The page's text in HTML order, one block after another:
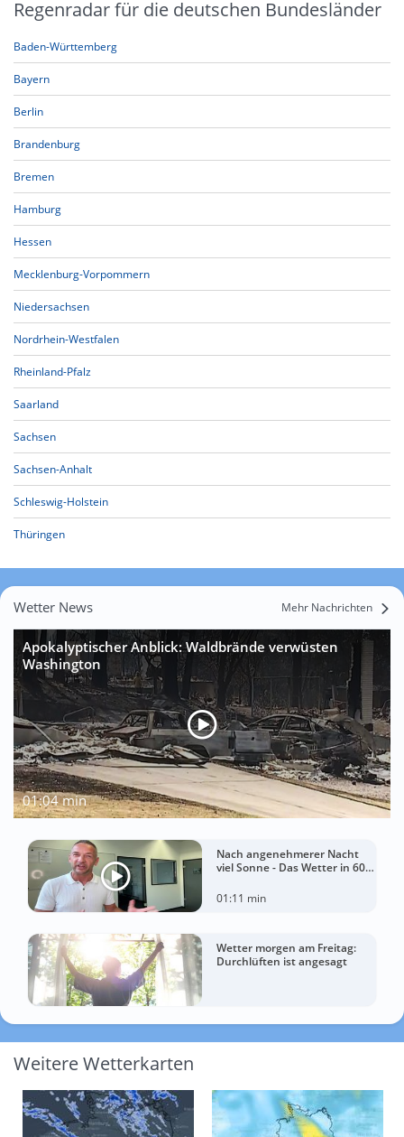
Regenradar für die deutschen Bundesländer
Baden-Württemberg
Bayern
Berlin
Brandenburg
Bremen
Hamburg
Hessen
Mecklenburg-Vorpommern
Niedersachsen
Nordrhein-Westfalen
Rheinland-Pfalz
Saarland
Sachsen
Sachsen-Anhalt
Schleswig-Holstein
Thüringen
Wetter News Mehr Nachrichten
Apokalyptischer Anblick: Waldbrände verwüsten
Washington
01:04 min
Nach angenehmerer Nacht
viel Sonne - Das Wetter in 60
01:11 min
Wetter morgen am Freitag:
Durchlüften ist angesagt
Weitere Wetterkarten